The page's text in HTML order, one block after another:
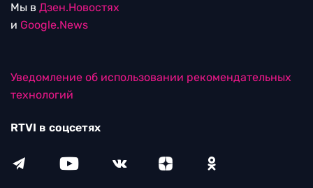
Мы в Дзен.Новостях
и Google.News
Уведомление об использовании рекомендательных
технологий
RTVI в соцсетях